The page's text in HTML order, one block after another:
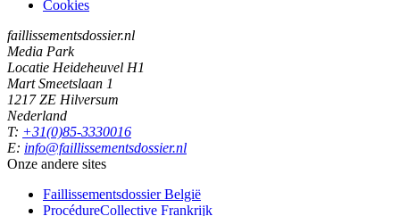
Cookies
faillissementsdossier.nl
Media Park
Locatie Heideheuvel H1
Mart Smeetslaan 1
1217 ZE Hilversum
Nederland
T: +31(0)85-3330016
E: info@faillissementsdossier.nl
Onze andere sites
Faillissementsdossier België
ProcédureCollective Frankrijk